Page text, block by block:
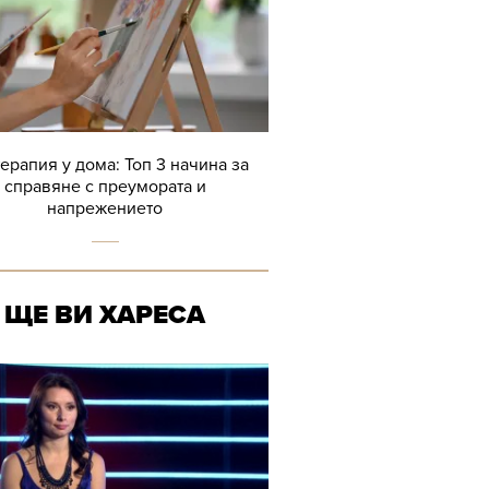
у дома: Топ 3 начина за
справяне с преумората и
напрежението
ЩЕ ВИ ХАРЕСА